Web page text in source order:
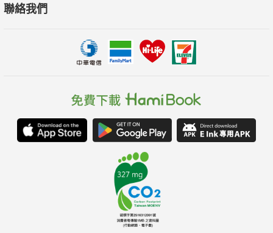
聯絡我們